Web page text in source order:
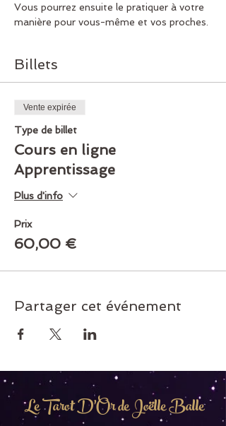
Vous pourrez ensuite le pratiquer à votre
manière pour vous-même et vos proches.
Billets
Vente expirée
Type de billet
Cours en ligne
Apprentissage
Plus d'info
Prix
60,00 €
Partager cet événement
Le Tarot D'Or de Joëlle Balle